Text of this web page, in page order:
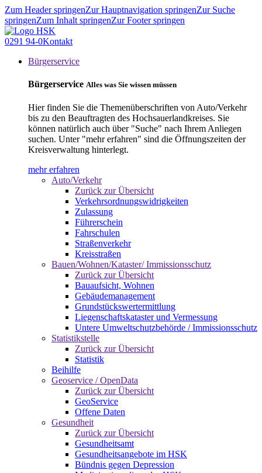
Zum Header springenZur Hauptnavigation springenZur Suche
springenZum Inhalt springenZur Footer springen
0291 94-0Kontakt
Bürgerservice
Bürgerservice Alles was Sie wissen müssen
Hier finden Sie die Themenüberschriften von Auto/Verkehr
bis zu den Beauftragten des Hochsauerlandkreises. Sie
können natürlich auch über "Suche" nach Ihrem Anliegen
suchen. Unter "mehr erfahren" sind die Öffnungszeiten der
Kreisverwaltung hinterlegt.
mehr erfahren
Auto/Verkehr
Zurück zur Übersicht
Verkehrsordnungswidrigkeiten
Zulassung
Führerschein
Fahrschulen
Straßenverkehr
Kreisstraßen
Bauen/Wohnen/Kataster/ Immissionsschutz
Zurück zur Übersicht
Bauaufsicht, Wohnen
Gebäudemanagement
Grundstückswertermittlung
Liegenschaftskataster und Vermessung
Untere Umweltschutzbehörde / Immissionsschutz
Statistikstelle
Zurück zur Übersicht
Statistik
Beihilfe
Geoservice / OpenData
Zurück zur Übersicht
GeoService
Offene Daten
Gesundheit
Zurück zur Übersicht
Gesundheitsamt
Gesundheitsangebote im HSK
Bündnis gegen Depression